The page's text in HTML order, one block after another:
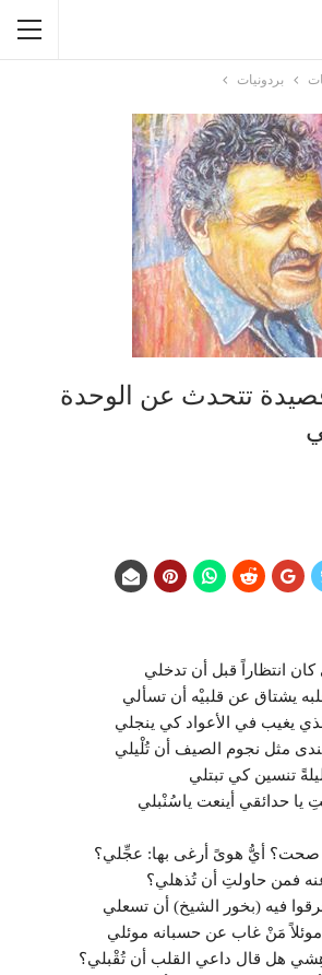
بردونيات
قصيدة تتحدث عن الوحدة
انتظاراً قبل أن تدخلي
يشتاق عن قلبيْه أن تسألي
يغيب في الأعواد كي ينجلي
مثل نجوم الصيف أن تُلْيلي
تنسين كي تبتلي
يا حدائقي أينعت ياسُنْبلي
صحت؟ أيُّ هوىً أرغى بها: عجِّلي؟
فمن حاولتِ أن تُذهلي؟
فيه (بخور الشيخ) أن تسعلي
مَنْ غاب عن حسبانه موئلي
هل قال داعي القلب أن تُقْبلي؟